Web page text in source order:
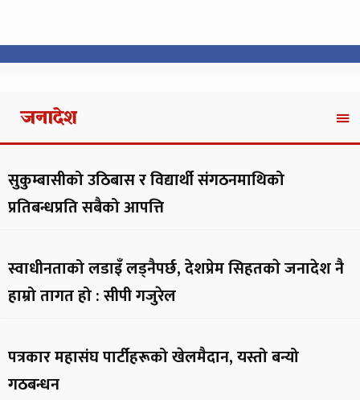
जनादेश
सुकुम्बासीको उठिबास र विद्यार्थी संगठनमाथिको
प्रतिबन्धप्रति सबैको आपत्ति
स्वाधीनताको लडाइँ लड्नैपर्छ, देशप्रेम सिहतकाे जनादेश नै
हाम्रो तागत हो : सीपी गजुरेल
पत्रकार महासंघ पार्टीहरूको खेलमैदान, यस्तो बन्यो
गठबन्धन